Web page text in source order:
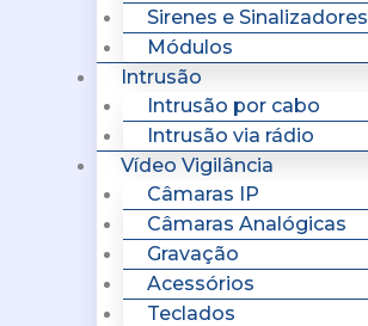
Sirenes e Sinalizadores
Módulos
Intrusão
Intrusão por cabo
Intrusão via rádio
Vídeo Vigilância
Câmaras IP
Câmaras Analógicas
Gravação
Acessórios
Teclados